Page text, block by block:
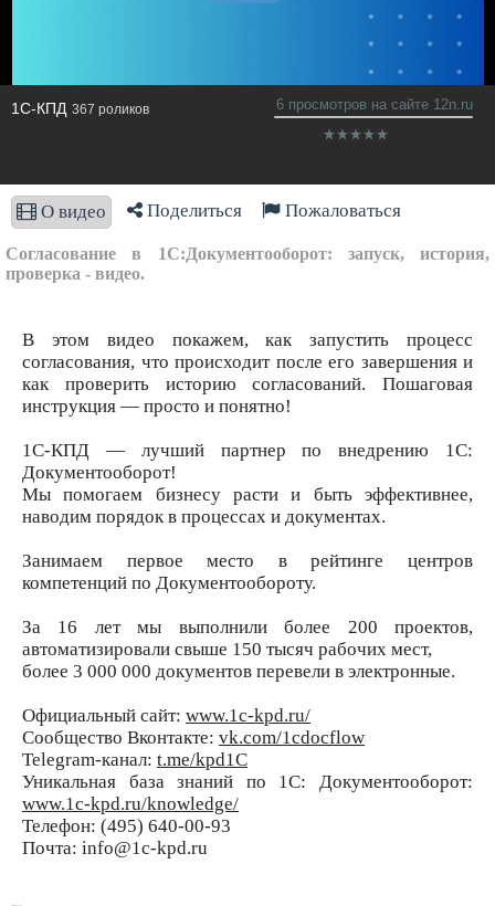
1С-КПД 367 роликов 6 просмотров на сайте 12n.ru
О видео Поделиться Пожаловаться
Согласование в 1С:Документооборот: запуск, история,
проверка - видео.
В этом видео покажем, как запустить процесс
согласования, что происходит после его завершения и
как проверить историю согласований. Пошаговая
инструкция — просто и понятно!
1С-КПД — лучший партнер по внедрению 1С:
Документооборот!
Мы помогаем бизнесу расти и быть эффективнее,
наводим порядок в процессах и документах.
Занимаем первое место в рейтинге центров
компетенций по Документообороту.
За 16 лет мы выполнили более 200 проектов,
автоматизировали свыше 150 тысяч рабочих мест,
более 3 000 000 документов перевели в электронные.
Официальный сайт: www.1c-kpd.ru/
Сообщество Вконтакте: vk.com/1cdocflow
Telegram-канал: t.me/kpd1C
Уникальная база знаний по 1С: Документооборот:
www.1c-kpd.ru/knowledge/
Телефон: (495) 640-00-93
Почта: info@1c-kpd.ru